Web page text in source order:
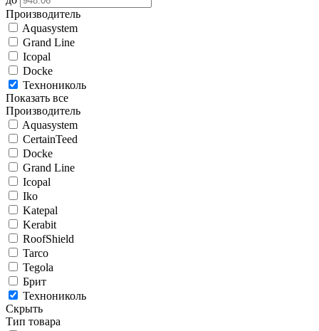
Производитель
Aquasystem
Grand Line
Icopal
Docke
Технониколь
Показать все
Производитель
Aquasystem
CertainTeed
Docke
Grand Line
Icopal
Iko
Katepal
Kerabit
RoofShield
Tarco
Tegola
Брит
Технониколь
Скрыть
Тип товара